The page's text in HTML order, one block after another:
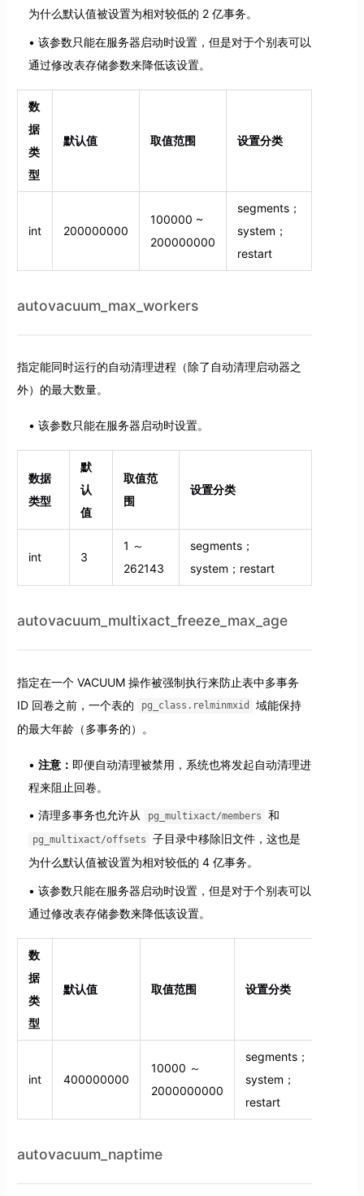
为什么默认值被设置为相对较低的 2 亿事务。
该参数只能在服务器启动时设置，但是对于个别表可以
通过修改表存储参数来降低该设置。
数
据
类
型
默认值 取值范围 设置分类
int 200000000
100000 ~
200000000
segments；
system；
restart
autovacuum_max_workers
指定能同时运行的自动清理进程（除了自动清理启动器之
外）的最大数量。
该参数只能在服务器启动时设置。
数据
类型
默
认
值
取值范
围
设置分类
int 3
1 ～
262143
segments；
system；restart
autovacuum_multixact_freeze_max_age
指定在一个 VACUUM 操作被强制执行来防止表中多事务
ID 回卷之前，一个表的
pg_class.relminmxid
域能保持
的最大年龄（多事务的）。
注意： 即便自动清理被禁用，系统也将发起自动清理进
程来阻止回卷。
清理多事务也允许从 pg_multixact/members 和
pg_multixact/offsets
子目录中移除旧文件，这也是
为什么默认值被设置为相对较低的 4 亿事务。
该参数只能在服务器启动时设置，但是对于个别表可以
通过修改表存储参数来降低该设置。
数
据
类
型
默认值 取值范围 设置分类
int 400000000
10000 ～
2000000000
segments；
system；
restart
autovacuum_naptime